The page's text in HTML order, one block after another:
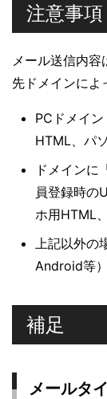
注意事項
メール送信内
先ドメインによ
PCドメイ
HTML、パ
ドメイン
員登録時の
ホ用HTML
上記以外
Android等
補足
メールタ